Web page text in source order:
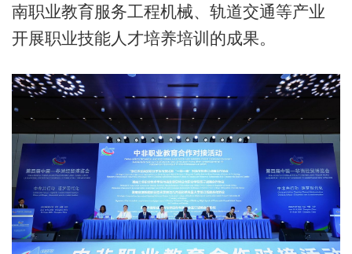
南职业教育服务工程机械、轨道交通等产业
开展职业技能人才培养培训的成果。